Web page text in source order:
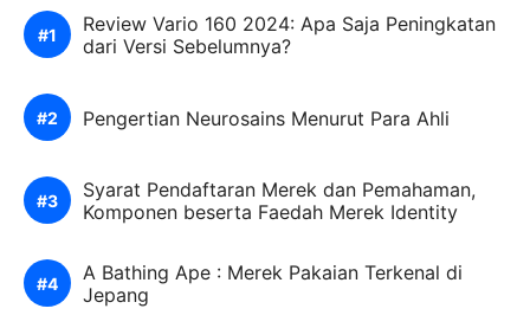
Review Vario 160 2024: Apa Saja Peningkatan
dari Versi Sebelumnya?
Pengertian Neurosains Menurut Para Ahli
Syarat Pendaftaran Merek dan Pemahaman,
Komponen beserta Faedah Merek Identity
A Bathing Ape : Merek Pakaian Terkenal di
Jepang